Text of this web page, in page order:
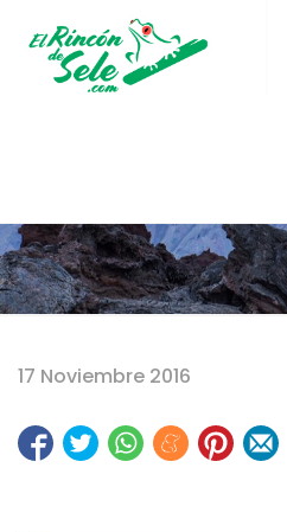
17 Noviembre 2016